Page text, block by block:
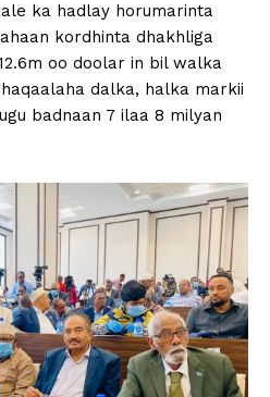
ka hadlay horumarinta
kordhinta dhakhliga
oo doolar in bil walka
dalka, halka markii
badnaan 7 ilaa 8 milyan